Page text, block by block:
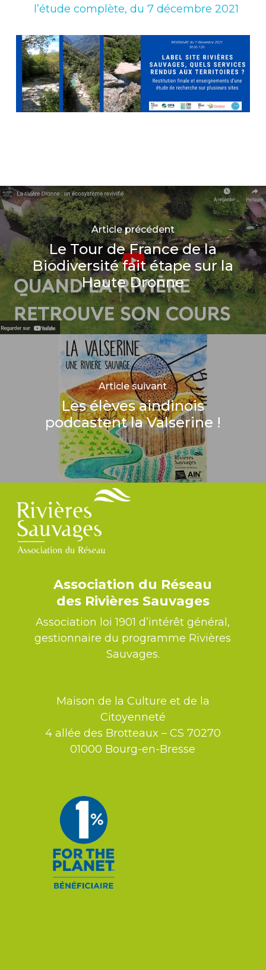
l’étude complète, du 7 décembre 2021
Article précédent
Le Tour de France de la
Biodiversité fait étape sur la
Haute Dronne
Article suivant
Les élèves aindinois
podcastent la Valserine !
Association du Réseau
des Rivières Sauvages
Association loi 1901 d’intérêt général,
gestionnaire du programme Rivières
Sauvages.
Maison de la Culture et de la
Citoyenneté
4 allée des Brotteaux – CS 70270
01000 Bourg-en-Bresse